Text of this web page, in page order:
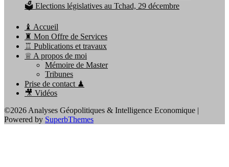
🗳️ Elections législatives au Tchad, 29 décembre
♝ Accueil
♜ Mon Offre de Services
♖ Publications et travaux
♕ A propos de moi
Mémoire de Master
Tribunes
Prise de contact ♟
🎥 Vidéos
©2026 Analyses Géopolitiques & Intelligence Economique |
Powered by SuperbThemes